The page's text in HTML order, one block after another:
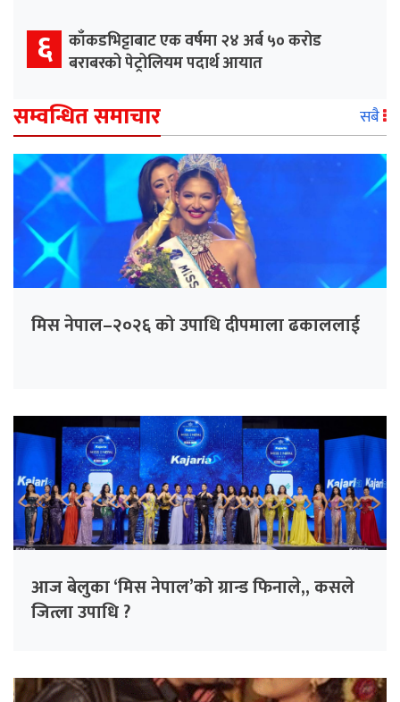
६ काँकडभिट्टाबाट एक वर्षमा २४ अर्ब ५० करोड
बराबरको पेट्रोलियम पदार्थ आयात
सम्वन्धित समाचार सबै
मिस नेपाल–२०२६ को उपाधि दीपमाला ढकाललाई
आज बेलुका ‘मिस नेपाल’को ग्रान्ड फिनाले,, कसले
जित्ला उपाधि ?